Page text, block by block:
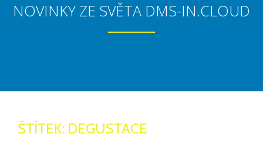
NOVINKY ZE SVĚTA DMS-IN.CLOUD
ŠTÍTEK: DEGUSTACE